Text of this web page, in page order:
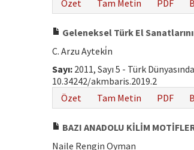
Özet Tam Metin PDF
Geleneksel Türk El
C. Arzu Ayteki̇n
Sayı: 2011, Sayı 5 - Türk
10.34242/akmbaris.2019.2
Özet Tam Metin PDF
BAZI ANADOLU KİLİM
Naile Rengin Oyman